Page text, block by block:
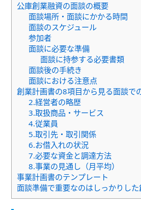
公庫創業融資の面談の概要
面談場所・面談にかかる時間
面談のスケジュール
参加者
面談に必要な準備
面談に持参する必要書類
面談後の手続き
面談における注意点
創業計画書の8項目から見る面談で
2.経営者の略歴
3.取扱商品・サービス
4.従業員
5.取引先・取引関係
6.お借入れの状況
7.必要な資金と調達方法
8.事業の見通し（月平均）
事業計画書のテンプレート
面談準備で重要なのはしっかりし